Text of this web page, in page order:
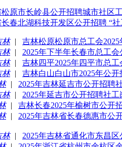
原市长岭县公开招聘城市社区
春北湖科技开发区公开招聘 “社
林|
吉林松原松原市总工会
林|
2025年下半年长春市总工
林|
吉林四平2025年四平市总
林|
吉林白山白山市2025年公
|
2025年吉林延吉市公开招聘
林|
2025年延吉市公开招聘社工
|
吉林长春2025年榆树市公开
| 2025年吉林省长春德惠市公
林|
2025年吉林省通化市东昌